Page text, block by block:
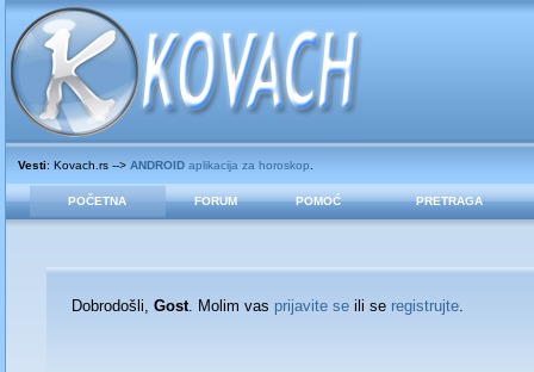
Vesti: Kovach.rs --> ANDROIDaplikacija za horoskop
POČETNA FORUM POMOĆ PRETRAGA
Dobrodošli, Gost. Molim vas prijavite seili se registrujte.